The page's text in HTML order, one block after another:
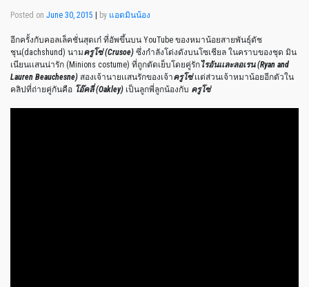
Posted on June 30, 2015 | by แอดมินน้อง
อีกครั้งกับคอลเล็คชั่นสุดเก๋ ที่อัพขึ้นบน YouTube ของหมาน้อยสายพันธุ์ดัช
ชุน(dachshund) นามครูโซ่ (Crusoe) ซึ่งกำลังโด่งดังบนโซเชียล ในคราบของชุด มิน
เนียนเเสนน่ารัก (Minions costume) ที่ถูกตัดเย็บโดยคู่รักไรอันเเละลอเรน (Ryan and
Lauren Beauchesne) สองเจ้านายเเสนรักของเจ้าครูโซ่เเต่ส่วนเจ้าหมาน้อยอีกตัวใน
คลิปที่ถ่ายคู่กันคือ โอ๊คลี่ (Oakley) เป็นลูกพี่ลูกน้องกับ ครูโซ่